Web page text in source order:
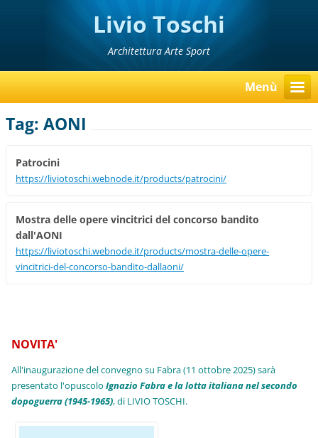
Livio Toschi
Architettura Arte Sport
Menù
Tag: AONI
Patrocini
https://liviotoschi.webnode.it/products/patrocini/
Mostra delle opere vincitrici del concorso bandito
dall'AONI
https://liviotoschi.webnode.it/products/mostra-delle-opere-
vincitrici-del-concorso-bandito-dallaoni/
NOVITA'
All'inaugurazione del convegno su Fabra (11 ottobre 2025) sarà
presentato l'opuscoloIgnazio Fabra e la lotta italiana nel secondo
dopoguerra (1945-1965), di LIVIO TOSCHI.